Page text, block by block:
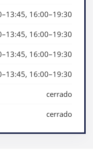
16:00–19:30
16:00–19:30
16:00–19:30
16:00–19:30
cerrado
cerrado